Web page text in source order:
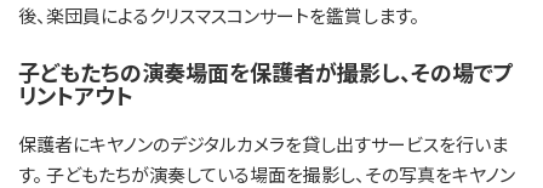
後、楽団員によるクリスマスコンサートを鑑賞します。
子どもたちの演奏場面を保護者が撮影し、その場でプ
リントアウト
保護者にキヤノンのデジタルカメラを貸し出すサービスを行いま
す。 子どもたちが演奏している場面を撮影し、その写真をキヤノン